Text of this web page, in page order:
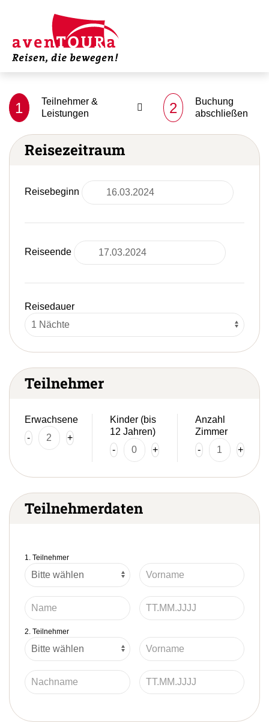
1
Teilnehmer &
Leistungen
2
Buchung
abschließen
Reisezeitraum
Reisebeginn
Reiseende
Reisedauer
Teilnehmer
Erwachsene
-
+
Kinder (bis
12 Jahren)
-
+
Anzahl
Zimmer
-
+
Teilnehmerdaten
1. Teilnehmer
2. Teilnehmer